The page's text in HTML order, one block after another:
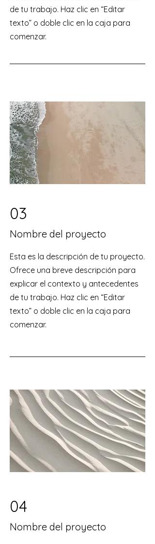
de tu trabajo. Haz clic en “Editar
texto” o doble clic en la caja para
comenzar.
03
Nombre del proyecto
Esta es la descripción de tu proyecto.
Ofrece una breve descripción para
explicar el contexto y antecedentes
de tu trabajo. Haz clic en “Editar
texto” o doble clic en la caja para
comenzar.
04
Nombre del proyecto